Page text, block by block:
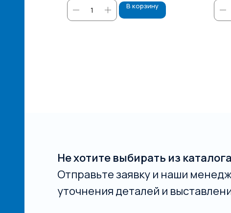
В корзину
Не хотите выбирать из
Отправьте заявку и наши
уточнения деталей и